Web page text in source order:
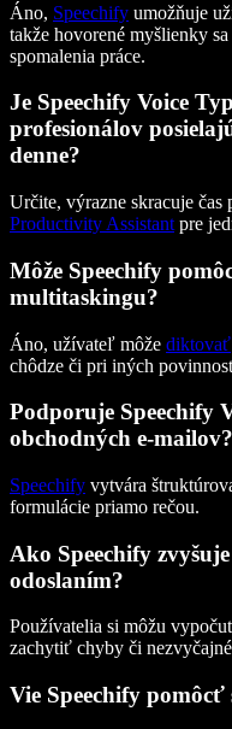
Áno, Speechify umožňuje
takže hovorené myšlienky
spomalenia práce.
Je Speechify Voice
profesionálov
denne?
Určite, výrazne skracuje čas
Productivity Assistant pre
Môže Speechify
multitaskingu?
Áno, užívateľ môže diktovať
chôdze či pri iných
Podporuje Speechify
obchodných e-mailov?
Speechify vytvára
formulácie priamo rečou.
Ako Speechify
odoslaním?
Používatelia si môžu
zachytiť chyby či
Vie Speechify